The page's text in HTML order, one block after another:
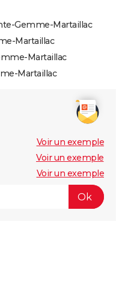
Gemme-Martaillac
Martaillac
Martaillac
Martaillac
Voir un exemple
Voir un exemple
Voir un exemple